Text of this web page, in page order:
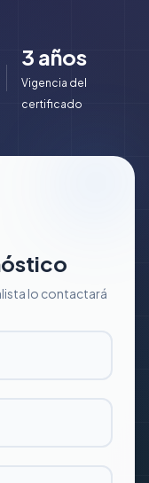
3 años
Vigencia del
certificado
lo contactará